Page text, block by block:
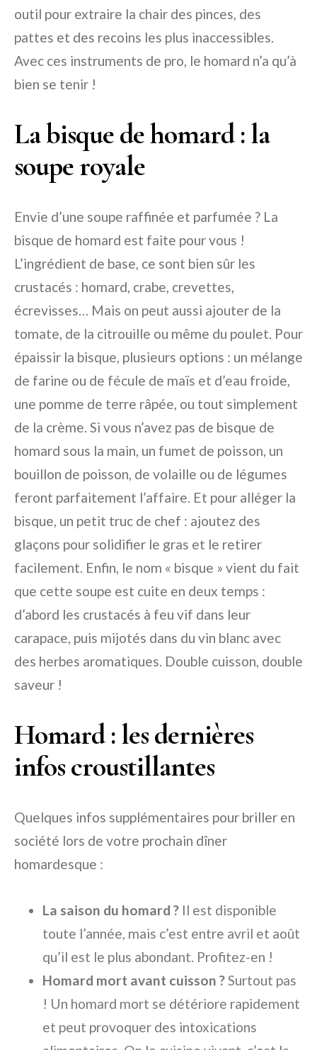
outil pour extraire la chair des pinces, des
pattes et des recoins les plus inaccessibles.
Avec ces instruments de pro, le homard n’a qu’à
bien se tenir !
La bisque de homard : la
soupe royale
Envie d’une soupe raffinée et parfumée ? La
bisque de homard est faite pour vous !
L’ingrédient de base, ce sont bien sûr les
crustacés : homard, crabe, crevettes,
écrevisses… Mais on peut aussi ajouter de la
tomate, de la citrouille ou même du poulet. Pour
épaissir la bisque, plusieurs options : un mélange
de farine ou de fécule de maïs et d’eau froide,
une pomme de terre râpée, ou tout simplement
de la crème. Si vous n’avez pas de bisque de
homard sous la main, un fumet de poisson, un
bouillon de poisson, de volaille ou de légumes
feront parfaitement l’affaire. Et pour alléger la
bisque, un petit truc de chef : ajoutez des
glaçons pour solidifier le gras et le retirer
facilement. Enfin, le nom « bisque » vient du fait
que cette soupe est cuite en deux temps :
d’abord les crustacés à feu vif dans leur
carapace, puis mijotés dans du vin blanc avec
des herbes aromatiques. Double cuisson, double
saveur !
Homard : les dernières
infos croustillantes
Quelques infos supplémentaires pour briller en
société lors de votre prochain dîner
homardesque :
La saison du homard ? Il est disponible
toute l’année, mais c’est entre avril et août
qu’il est le plus abondant. Profitez-en !
Homard mort avant cuisson ?Surtout pas
! Un homard mort se détériore rapidement
et peut provoquer des intoxications